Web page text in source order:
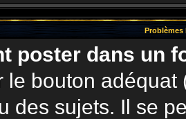
Problèmes
poster dans un
le bouton
des sujets. Il se